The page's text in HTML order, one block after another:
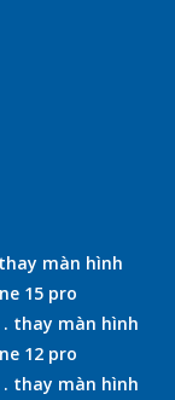
thay màn hình
15 pro
. thay màn hình
12 pro
. thay màn hình